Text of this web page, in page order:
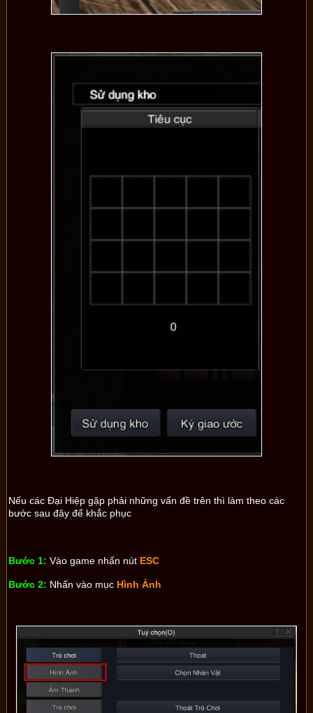
Nếu các Đại Hiệp gặp phải những vấn đề trên thì làm theo các
bước sau đây để khắc phục
Bước 1: Vào game nhấn nút ESC
Bước 2: Nhấn vào mục Hình Ảnh